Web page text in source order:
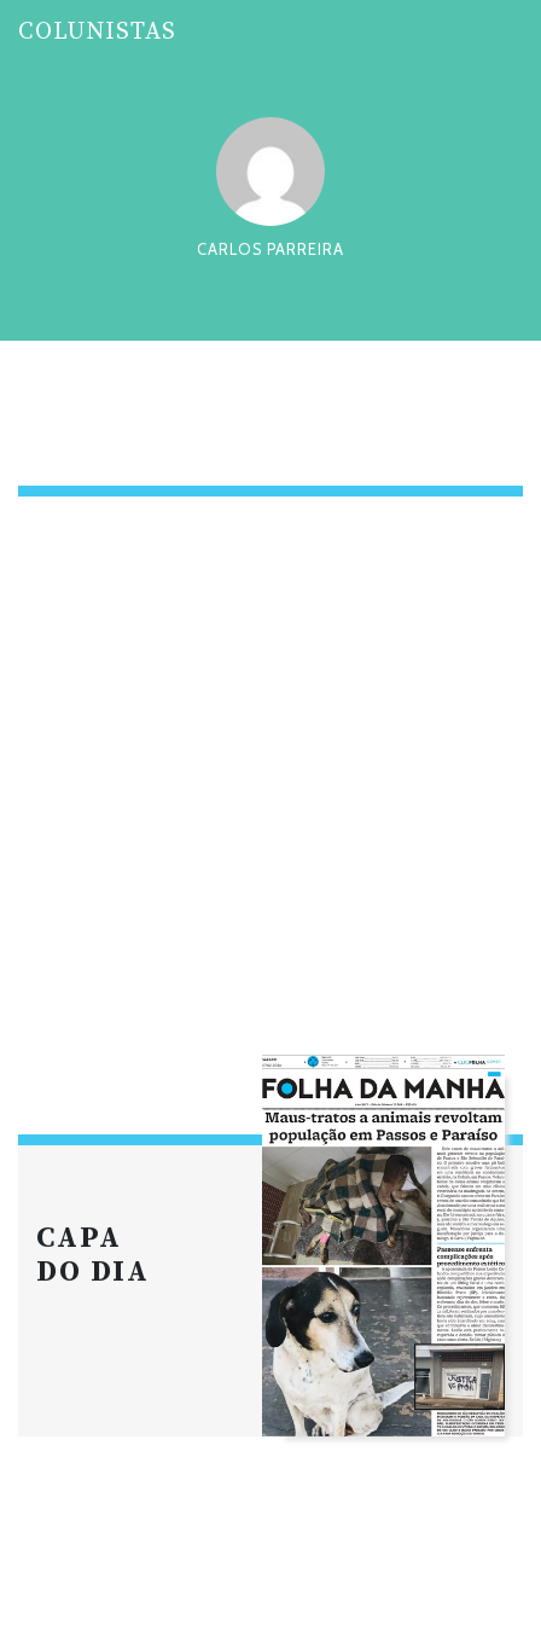
COLUNISTAS
CARLOS PARREIRA
CAPA
DO DIA